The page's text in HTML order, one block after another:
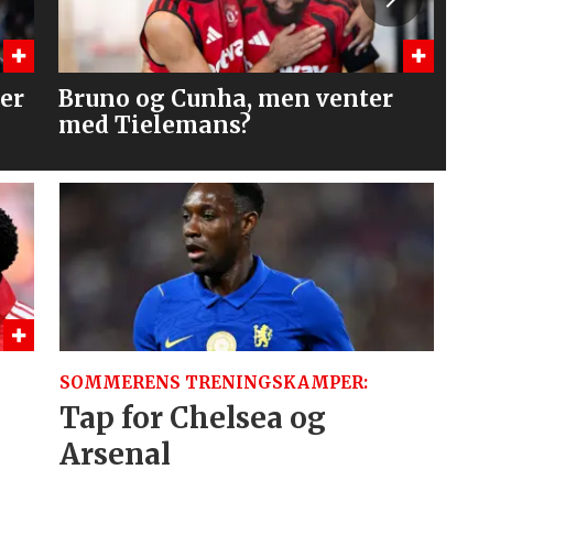
Hva er alternativene?
SOMMERENS TRENINGSKAMPER:
Tap for Chelsea og
Arsenal